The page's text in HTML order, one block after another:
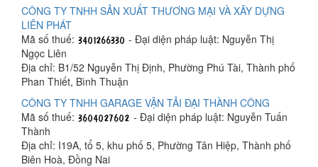
CÔNG TY TNHH SẢN XUẤT THƯƠNG MẠI VÀ XÂY DỰNG
LIÊN PHÁT
Mã số thuế:
- Đại diện pháp luật: Nguyễn Thị
Ngọc Liên
Địa chỉ: B1/52 Nguyễn Thị Định, Phường Phú Tài, Thành phố
Phan Thiết, Bình Thuận
CÔNG TY TNHH GARAGE VẬN TẢI ĐẠI THÀNH CÔNG
Mã số thuế:
- Đại diện pháp luật: Nguyễn Tuấn
Thành
Địa chỉ: I19A, tổ 5, khu phố 5, Phường Tân Hiệp, Thành phố
Biên Hoà, Đồng Nai